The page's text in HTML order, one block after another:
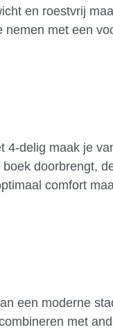
en roestvrij
met een
4-delig maak je
doorbrengt,
comfort
een moderne
met